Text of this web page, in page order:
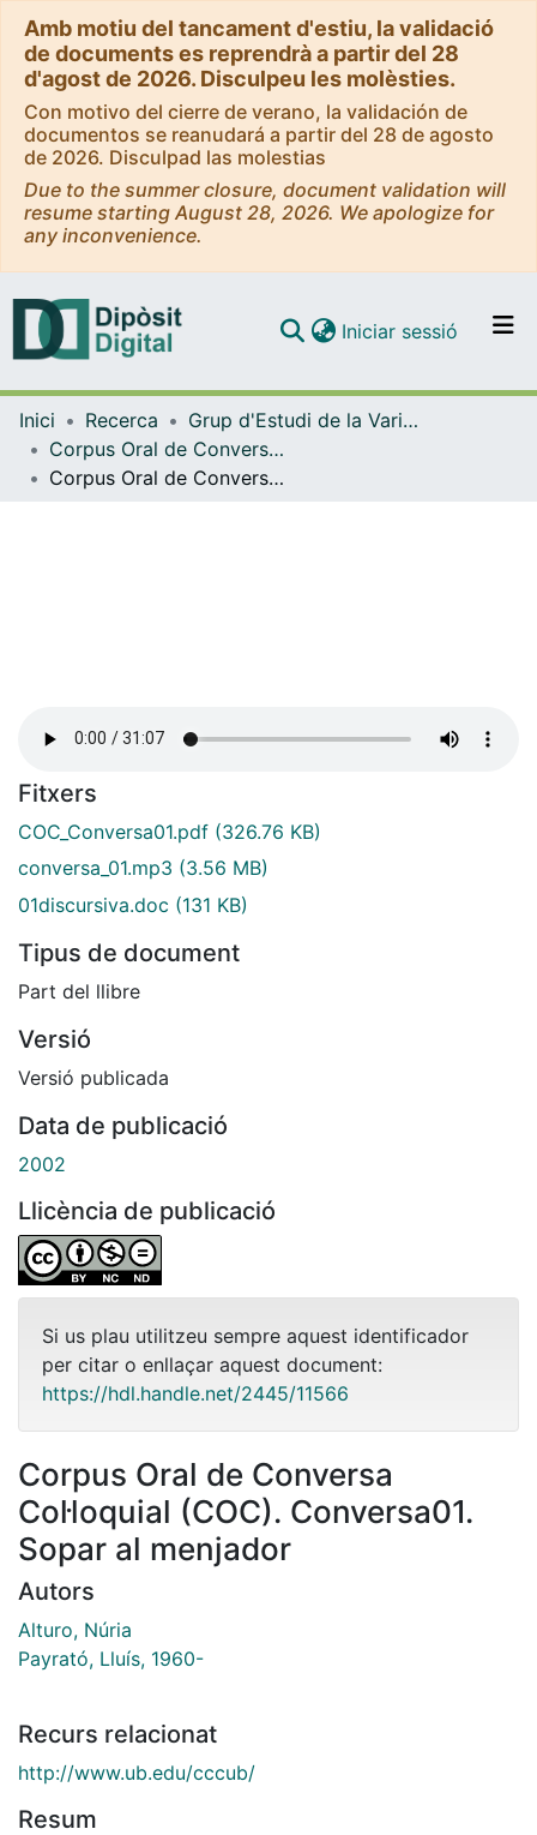
Amb motiu del tancament d'estiu, la validació
de documents es reprendrà a partir del 28
d'agost de 2026. Disculpeu les molèsties.
Con motivo del cierre de verano, la validación de
documentos se reanudará a partir del 28 de agosto
de 2026. Disculpad las molestias
Due to the summer closure, document validation will
resume starting August 28, 2026. We apologize for
any inconvenience.
Navega per tot el DD
Iniciar sessió (current)
Inici Recerca
Grup d'Estudi de la Variació (GEV) - Corpus de Català Contemporani de la Universitat de Barcelona (CCCUB)
Corpus Oral de Conversa Col·loquial (COC)
Corpus Oral de Conversa Col·loquial (COC). Conversa01. Sopar al menjador
Fitxers
COC_Conversa01.pdf (326.76 KB)
conversa_01.mp3 (3.56 MB)
01discursiva.doc (131 KB)
Tipus de document
Part del llibre
Versió
Versió publicada
Data de publicació
2002
Llicència de publicació
Si us plau utilitzeu sempre aquest identificador
per citar o enllaçar aquest document:
https://hdl.handle.net/2445/11566
Corpus Oral de Conversa
Col·loquial (COC). Conversa01.
Sopar al menjador
Autors
Alturo, Núria
Payrató, Lluís, 1960-
Recurs relacionat
http://www.ub.edu/cccub/
Resum